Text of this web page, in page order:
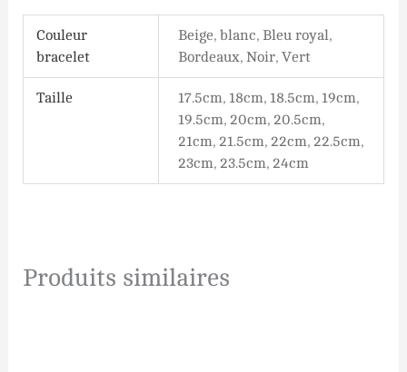
Couleur
bracelet
Beige,blanc,Bleu royal,
Bordeaux,Noir,Vert
Taille 17.5cm,18cm,18.5cm,19cm,
19.5cm,20cm,20.5cm,
21cm,21.5cm,22cm,22.5cm,
23cm,23.5cm,24cm
Produits similaires